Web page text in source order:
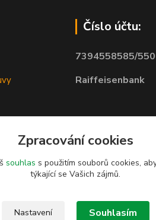
Číslo účtu:
7394558585/
Raiffeisenbank
Zpracování cookies
souhlas s použitím souborů cookies,
týkající se Vašich zájmů.
Nastavení Souhlasím